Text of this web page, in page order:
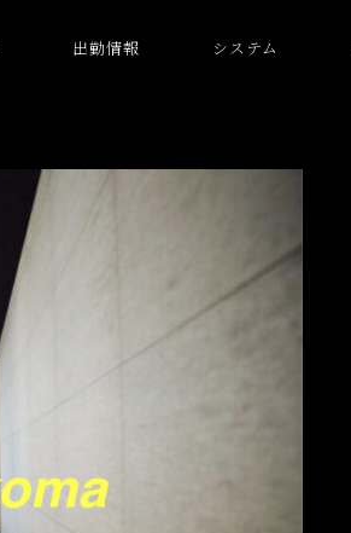
出勤情報 システム